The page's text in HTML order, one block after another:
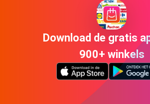
Download de gratis
900+ winkels